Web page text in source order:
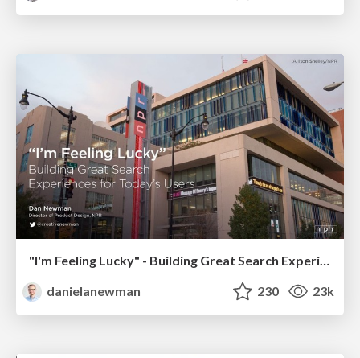
"I'm Feeling Lucky" - Building Great Search Experiences for Today's Users (#IAC19)
danielanewman
230 23k